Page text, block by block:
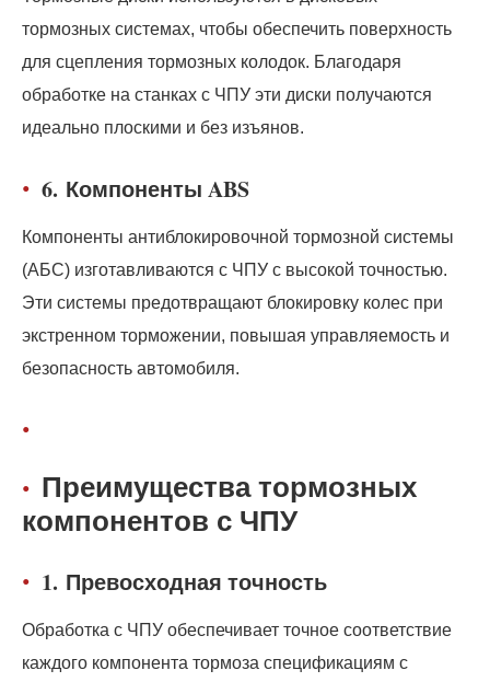
тормозных системах, чтобы обеспечить поверхность
для сцепления тормозных колодок. Благодаря
обработке на станках с ЧПУ эти диски получаются
идеально плоскими и без изъянов.
6. Компоненты ABS
Компоненты антиблокировочной тормозной системы
(АБС) изготавливаются с ЧПУ с высокой точностью.
Эти системы предотвращают блокировку колес при
экстренном торможении, повышая управляемость и
безопасность автомобиля.
Преимущества тормозных
компонентов с ЧПУ
1. Превосходная точность
Обработка с ЧПУ обеспечивает точное соответствие
каждого компонента тормоза спецификациям с